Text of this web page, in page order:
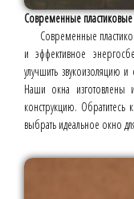
Современные
Современные
и эффективное
улучшить звукоизоляцию
Наши окна изготовлены
конструкцию.
выбрать идеальное окно